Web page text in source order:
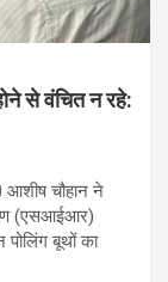
से वंचित न रहे:
आशीष चौहान ने
(एसआईआर)
पोलिंग बूथों का